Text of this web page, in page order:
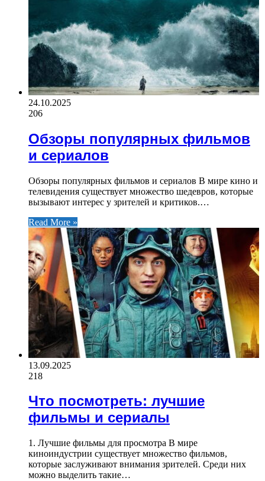
24.10.2025
206
Обзоры популярных фильмов
и сериалов
Обзоры популярных фильмов и сериалов В мире кино и
телевидения существует множество шедевров, которые
вызывают интерес у зрителей и критиков.…
Read More »
13.09.2025
218
Что посмотреть: лучшие
фильмы и сериалы
1. Лучшие фильмы для просмотра В мире
киноиндустрии существует множество фильмов,
которые заслуживают внимания зрителей. Среди них
можно выделить такие…